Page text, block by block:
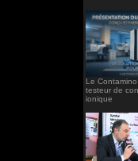
Le
testeur de
ionique